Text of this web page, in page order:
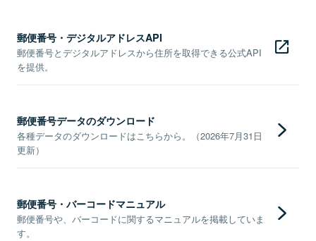
郵便番号・デジタルアドレスAPI
郵便番号とデジタルアドレスから住所を取得できる公式API
を提供。
郵便番号データのダウンロード
各種データのダウンロードはこちらから。（2026年7月31日
更新）
郵便番号・バーコードマニュアル
郵便番号や、バーコードに関するマニュアルを掲載していま
す。